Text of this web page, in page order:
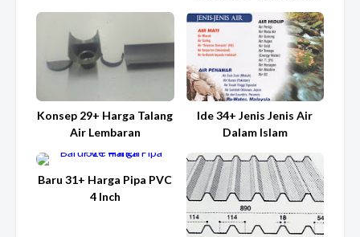
Konsep 29+ Harga Talang
Air Lembaran
Ide 34+ Jenis Jenis Air
Dalam Islam
Baru 31+ Harga Pipa PVC
4 Inch